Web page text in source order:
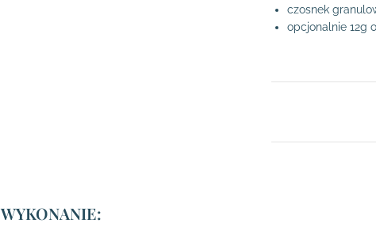
czosnek
opcjonalnie 12g
WYKONANIE: